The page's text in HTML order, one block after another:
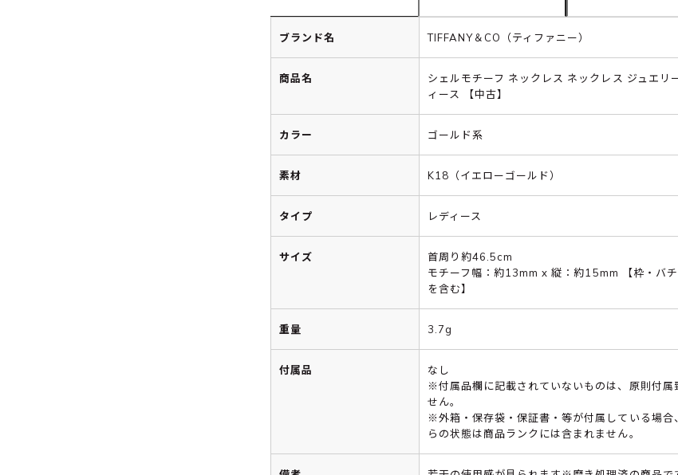
ブランド名 TIFFANY＆CO（ティファニー）
商品名
シェルモチーフ ネックレス ネックレス ジュエリ
ィース 【中古】
カラー ゴールド系
素材 K18（イエローゴールド）
タイプ レディース
サイズ
首周り約46.5cm
モチーフ幅：約13mm x 縦：約15mm 【枠・バ
を含む】
重量 3.7g
付属品
なし
※付属品欄に記載されていないものは、原則付属
せん。
※外箱・保存袋・保証書・等が付属している場合
らの状態は商品ランクには含まれません。